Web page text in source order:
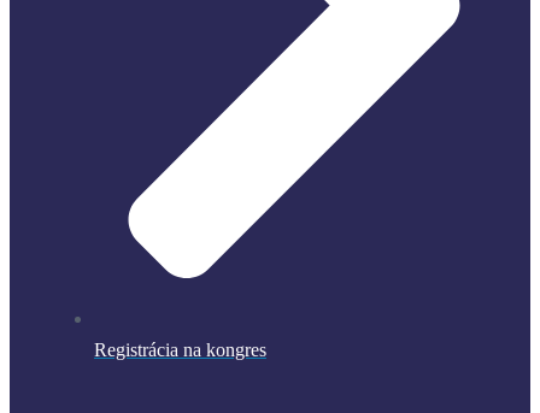
Registrácia na kongres